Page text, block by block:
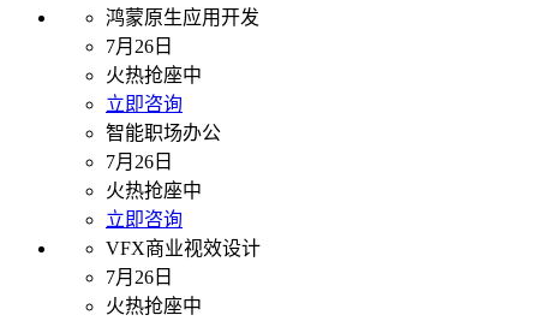
鸿蒙原生应用开发
7月26日
火热抢座中
立即咨询
智能职场办公
7月26日
火热抢座中
立即咨询
VFX商业视效设计
7月26日
火热抢座中